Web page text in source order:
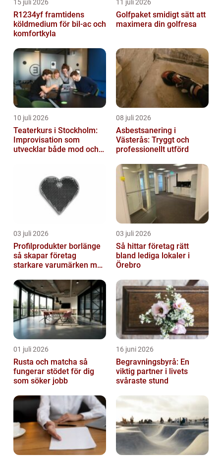
15 juli 2026
R1234yf framtidens
köldmedium för bil-ac och
komfortkyla
11 juli 2026
Golfpaket smidigt sätt att
maximera din golfresa
10 juli 2026
Teaterkurs i Stockholm:
Improvisation som
utvecklar både mod och
08 juli 2026
Asbestsanering i
Västerås: Tryggt och
professionellt utförd
03 juli 2026
Profilprodukter borlänge
så skapar företag
starkare varumärken med
03 juli 2026
Så hittar företag rätt
bland lediga lokaler i
Örebro
01 juli 2026
Rusta och matcha så
fungerar stödet för dig
som söker jobb
16 juni 2026
Begravningsbyrå: En
viktig partner i livets
svåraste stund